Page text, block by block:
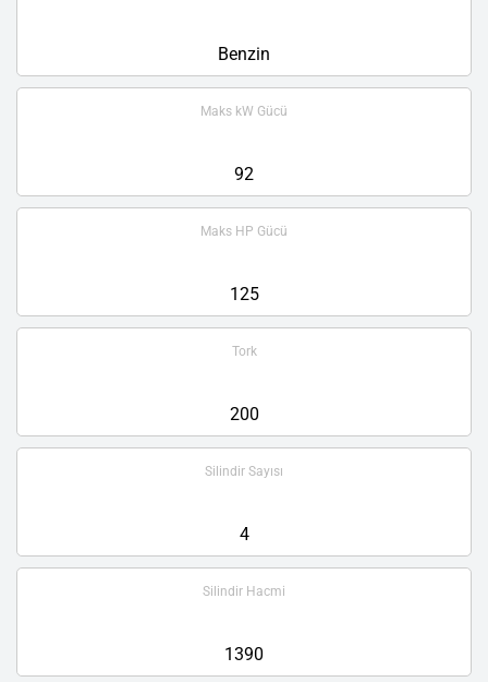
Benzin
Maks kW Gücü
92
Maks HP Gücü
125
Tork
200
Silindir Sayısı
4
Silindir Hacmi
1390